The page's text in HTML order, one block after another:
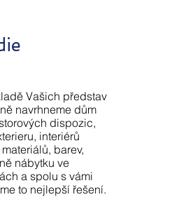
Vašich představ
navrhneme dům
dispozic,
interiérů
barev,
nábytku ve
a spolu s vámi
to nejlepší řešení.